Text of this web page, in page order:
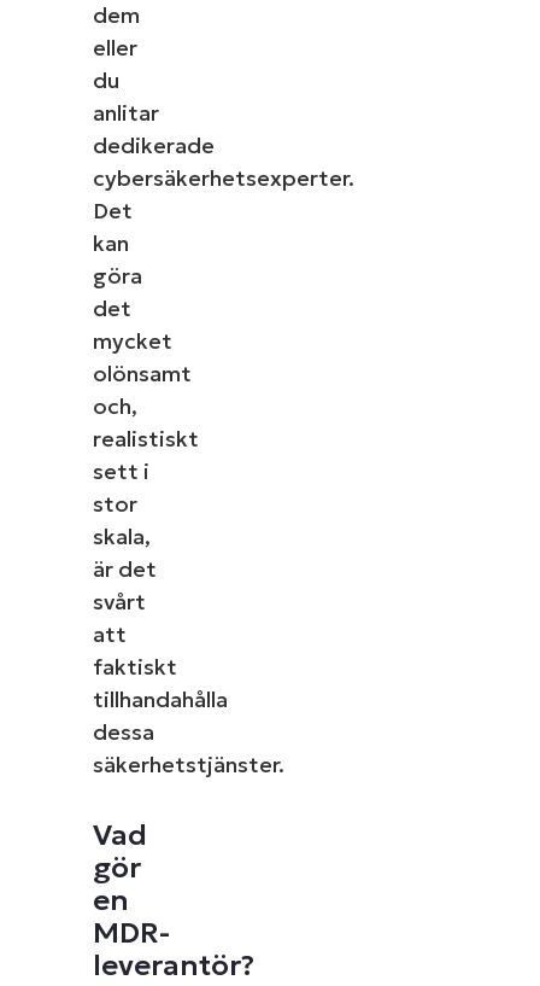
dem
eller
du
anlitar
dedikerade
cybersäkerhetsexperter.
Det
kan
göra
det
mycket
olönsamt
och,
realistiskt
sett i
stor
skala,
är det
svårt
att
faktiskt
tillhandahålla
dessa
säkerhetstjänster.
Vad
gör
en
MDR-
leverantör?